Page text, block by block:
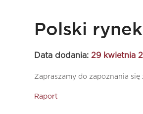
Polski
Data dodania: 29 kwietnia
Zapraszamy do zapoznania
Raport